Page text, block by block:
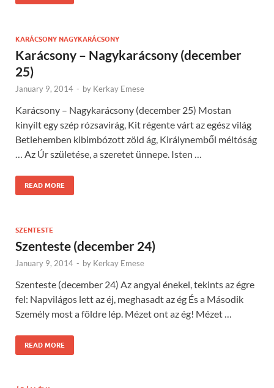
KARÁCSONY NAGYKARÁCSONY
Karácsony – Nagykarácsony (december
25)
January 9, 2014 - by Kerkay Emese
Karácsony – Nagykarácsony (december 25) Mostan
kinyílt egy szép rózsavirág, Kit régente várt az egész világ
Betlehemben kibimbózott zöld ág, Királynemből méltóság
… Az Úr születése, a szeretet ünnepe. Isten …
READ MORE
SZENTESTE
Szenteste (december 24)
January 9, 2014 - by Kerkay Emese
Szenteste (december 24) Az angyal énekel, tekints az égre
fel: Napvilágos lett az éj, meghasadt az ég És a Második
Személy most a földre lép. Mézet ont az ég! Mézet …
READ MORE